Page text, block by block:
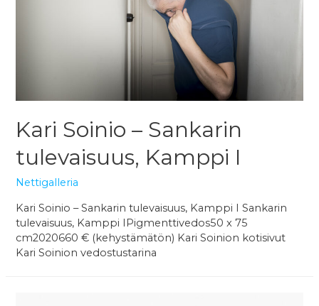
Kari Soinio – Sankarin
tulevaisuus, Kamppi I
Nettigalleria
Kari Soinio – Sankarin tulevaisuus, Kamppi I Sankarin
tulevaisuus, Kamppi IPigmenttivedos50 x 75
cm2020660 € (kehystämätön) Kari Soinion kotisivut
Kari Soinion vedostustarina